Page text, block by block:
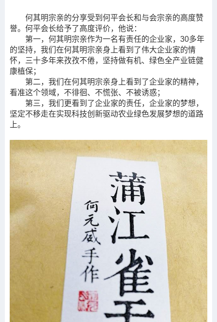
何其明宗亲的分享受到何平会长和与会宗亲的高度赞
誉。 何平会长给予了高度评价，他说：
第一，何其明宗亲作为一名有责任的企业家，30多年
的坚持，我们在何其明宗亲身上看到了伟大企业家的情
怀，三十多年来孜孜不倦，坚持做有机、绿色全产业链健
康植保；
第二，我们在何其明宗亲身上看到了企业家的精神，
看准这个领域，不徘徊、不慌张、不被诱惑；
第三，我们更看到了企业家的责任，企业家的梦想，
坚定不移走在实现科技创新驱动农业绿色发展梦想的道路
上。